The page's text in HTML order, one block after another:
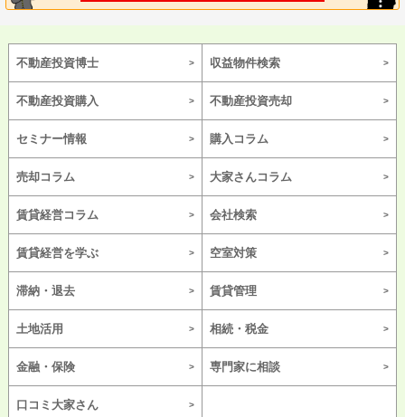
不動産投資博士 収益物件検索
不動産投資購入 不動産投資売却
セミナー情報 購入コラム
売却コラム 大家さんコラム
賃貸経営コラム 会社検索
賃貸経営を学ぶ 空室対策
滞納・退去 賃貸管理
土地活用 相続・税金
金融・保険 専門家に相談
口コミ大家さん